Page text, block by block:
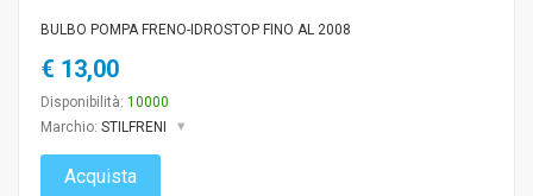
BULBO POMPA FRENO-IDROSTOP FINO AL 2008
€ 13,00
Disponibilità: 10000
Marchio: STILFRENI
Acquista